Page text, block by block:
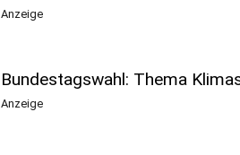
Anzeige
Bundestagswahl: Thema
Anzeige